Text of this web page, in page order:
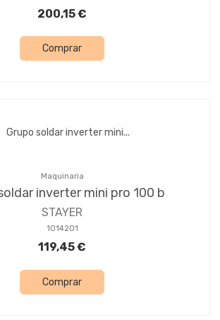
200,15 €
Comprar
Maquinaria
inverter mini pro 100 b
STAYER
1014201
119,45 €
Comprar